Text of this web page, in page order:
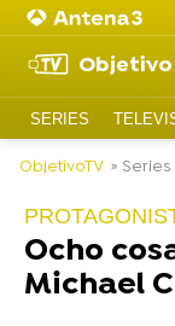
Objetivo
SERIES
ObjetivoTV » Series
Ocho
Michael